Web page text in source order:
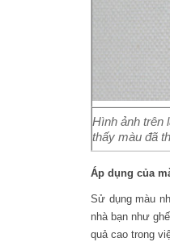
Hình ảnh trên
thấy màu đã
Áp dụng của
Sử dụng màu
nhà bạn như
quả cao trong